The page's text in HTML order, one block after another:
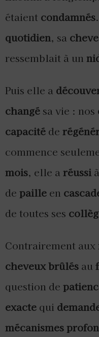
étaient condamnés
quotidien, sa
ressemblait à un
Puis elle a
changésa vie : nos
capacité de
commence
mois, elle a réussi à
de paille en
de toutes ses
Contrairement aux
cheveux brûlés au
question de
exacte qui
mécanismes